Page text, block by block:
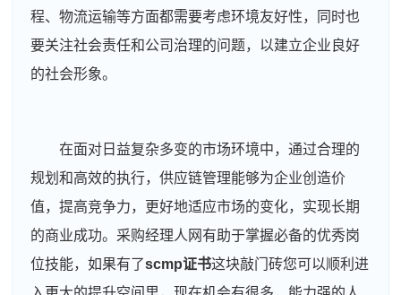
程、物流运输等方面都需要考虑环境友好性，同时也
要关注社会责任和公司治理的问题，以建立企业良好
的社会形象。
在面对日益复杂多变的市场环境中，通过合理的
规划和高效的执行，供应链管理能够为企业创造价
值，提高竞争力，更好地适应市场的变化，实现长期
的商业成功。采购经理人网有助于掌握必备的优秀岗
位技能，如果有了scmp证书这块敲门砖您可以顺利进